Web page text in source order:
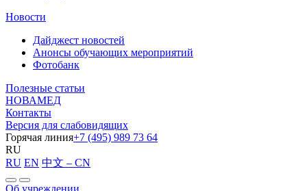
Новости
Дайджест новостей
Анонсы обучающих мероприятий
Фотобанк
Полезные статьи
НОВАМЕД
Контакты
Версия для слабовидящих
Горячая линия+7 (495) 989 73 64
RU
RU EN 中文 – CN
Об учреждении